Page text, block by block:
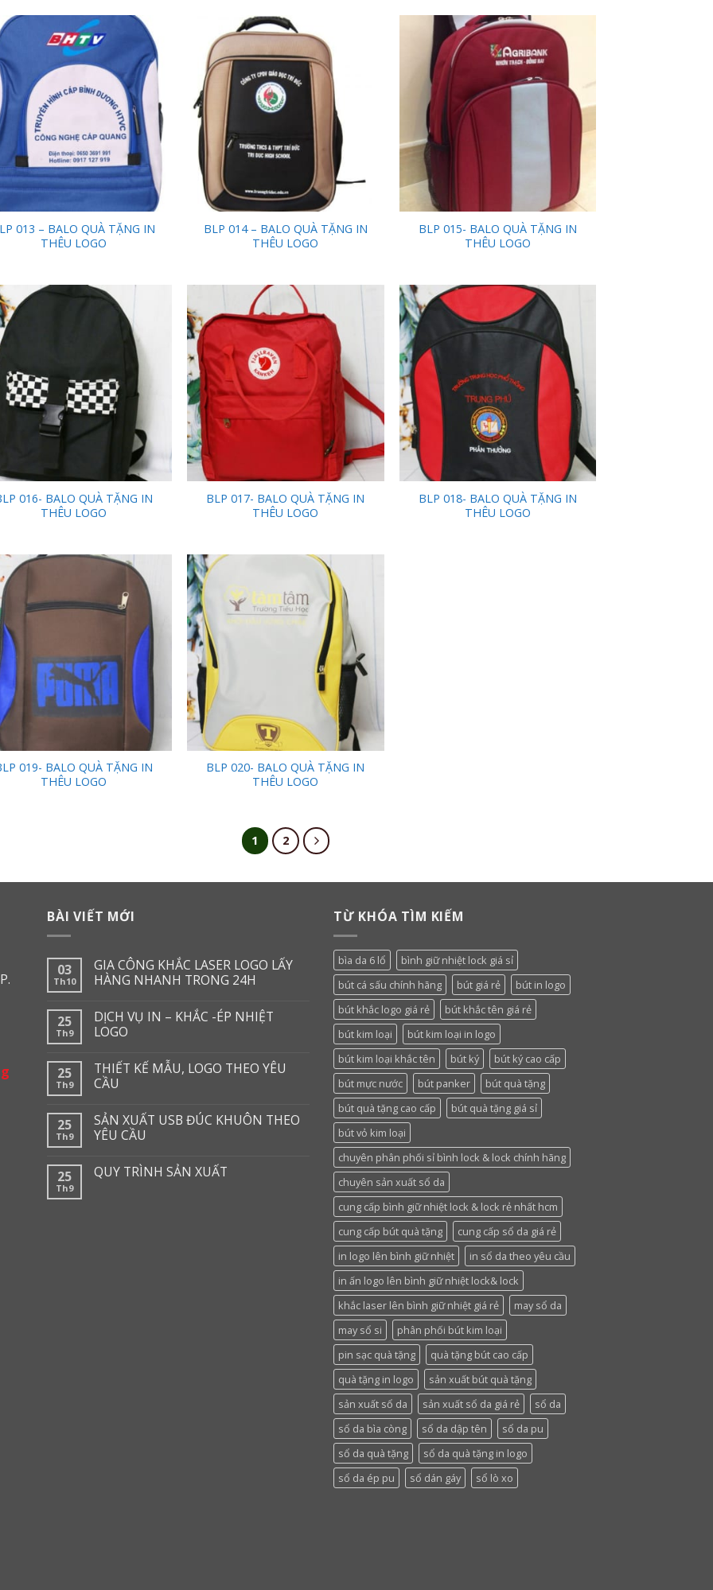
Add to
Wishlist
013 – BALO QUÀ TẶNG IN
THÊU LOGO
BLP 014 – BALO QUÀ TẶNG IN
THÊU LOGO
Add to
Wishlist
BLP 015- BALO QUÀ TẶNG IN
THÊU LOGO
Add to
Wishlist
016- BALO QUÀ TẶNG IN
THÊU LOGO
Wishlist
BLP 017- BALO QUÀ TẶNG IN
THÊU LOGO
Add to
Wishlist
BLP 018- BALO QUÀ TẶNG IN
THÊU LOGO
Add to
Wishlist
019- BALO QUÀ TẶNG IN
THÊU LOGO
Add to
Wishlist
BLP 020- BALO QUÀ TẶNG IN
THÊU LOGO
1 2
BÀI VIẾT MỚI
03
Th10
GIA CÔNG KHẮC LASER LOGO LẤY
HÀNG NHANH TRONG 24H
25
Th9
DỊCH VỤ IN – KHẮC -ÉP NHIỆT
LOGO
25
Th9
THIẾT KẾ MẪU, LOGO THEO YÊU
CẦU
25
Th9
SẢN XUẤT USB ĐÚC KHUÔN THEO
YÊU CẦU
25
Th9
QUY TRÌNH SẢN XUẤT
TỪ KHÓA TÌM KIẾM
bìa da 6 lổ
bình giữ nhiệt lock giá sỉ
bút cá sấu chính hãng
bút giá rẻ
bút in logo
bút khắc logo giá rẻ
bút khắc tên giá rẻ
bút kim loại
bút kim loại in logo
bút kim loại khắc tên
bút ký
bút ký cao cấp
bút mực nước
bút panker
bút quà tặng
bút quà tặng cao cấp
bút quà tặng giá sỉ
bút vỏ kim loại
chuyên phân phối sỉ bình lock & lock chính hãng
chuyên sản xuất sổ da
cung cấp bình giữ nhiệt lock & lock rẻ nhất hcm
cung cấp bút quà tặng
cung cấp sổ da giá rẻ
in logo lên bình giữ nhiệt
in sổ da theo yêu cầu
in ấn logo lên bình giữ nhiệt lock& lock
khắc laser lên bình giữ nhiệt giá rẻ
may sổ da
may sổ si
phân phối bút kim loại
pin sạc quà tặng
quà tặng bút cao cấp
quà tặng in logo
sản xuất bút quà tặng
sản xuất sổ da
sản xuất sổ da giá rẻ
sổ da
sổ da bìa còng
sổ da dập tên
sổ da pu
sổ da quà tặng
sổ da quà tặng in logo
sổ da ép pu
sổ dán gáy sổ lò xo